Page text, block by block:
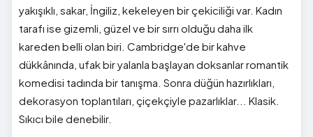
yakışıklı, sakar, İngiliz, kekeleyen bir çekiciliği var. Kadın
tarafı ise gizemli, güzel ve bir sırrı olduğu daha ilk
kareden belli olan biri. Cambridge'de bir kahve
dükkânında, ufak bir yalanla başlayan doksanlar romantik
komedisi tadında bir tanışma. Sonra düğün hazırlıkları,
dekorasyon toplantıları, çiçekçiyle pazarlıklar... Klasik.
Sıkıcı bile denebilir.